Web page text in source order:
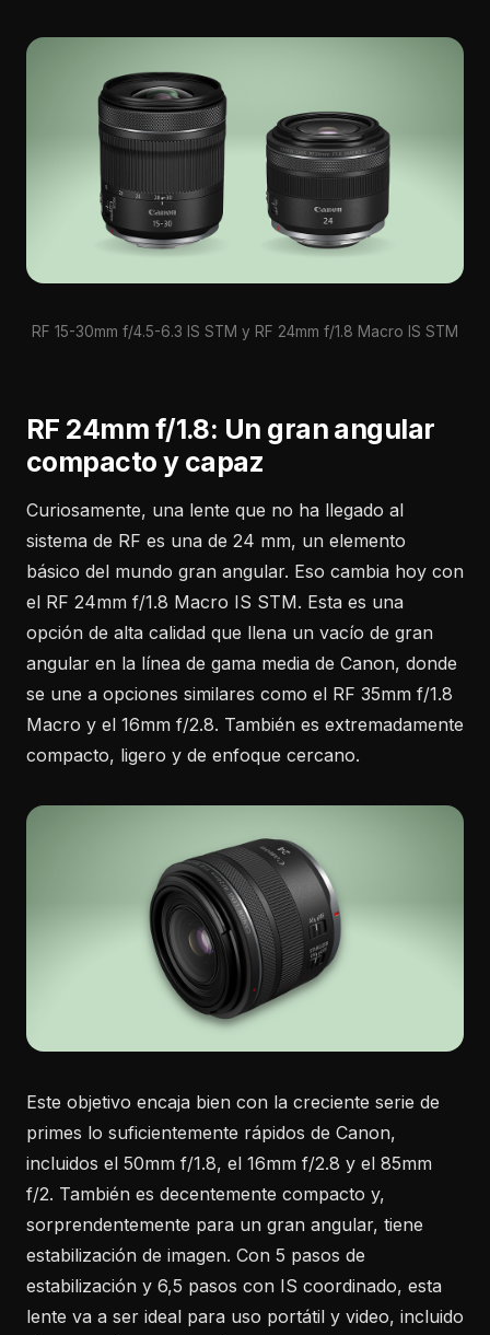
RF 15-30mm f/4.5-6.3 IS STM y RF 24mm f/1.8 Macro IS STM
RF 24mm f/1.8: Un gran angular
compacto y capaz
Curiosamente, una lente que no ha llegado al
sistema de RF es una de 24 mm, un elemento
básico del mundo gran angular. Eso cambia hoy con
el RF 24mm f/1.8 Macro IS STM. Esta es una
opción de alta calidad que llena un vacío de gran
angular en la línea de gama media de Canon, donde
se une a opciones similares como el RF 35mm f/1.8
Macro y el 16mm f/2.8. También es extremadamente
compacto, ligero y de enfoque cercano.
Este objetivo encaja bien con la creciente serie de
primes lo suficientemente rápidos de Canon,
incluidos el 50mm f/1.8, el 16mm f/2.8 y el 85mm
f/2. También es decentemente compacto y,
sorprendentemente para un gran angular, tiene
estabilización de imagen. Con 5 pasos de
estabilización y 6,5 pasos con IS coordinado, esta
lente va a ser ideal para uso portátil y video, incluido